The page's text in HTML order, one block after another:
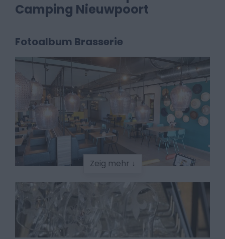
Camping Nieuwpoort
Fotoalbum Brasserie
Zeig mehr ↓